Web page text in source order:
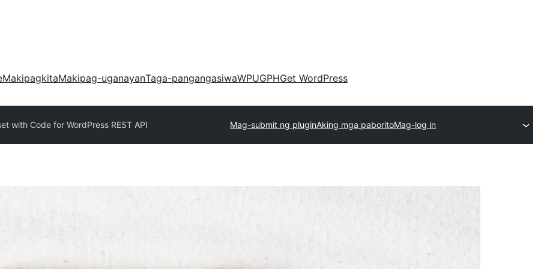
MakipagkitaMakipag-uganayanTaga-pangangasiwaWPUGPHGet WordPress
with Code for WordPress REST API Mag-submit ng pluginAking mga paboritoMag-log in